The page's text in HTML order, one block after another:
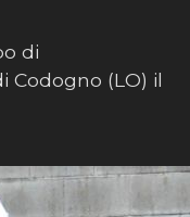
di
Codogno (LO) il